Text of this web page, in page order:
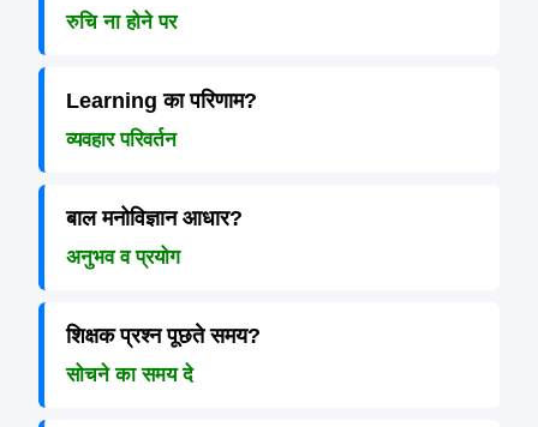
रुचि ना होने पर
Learning का परिणाम?
व्यवहार परिवर्तन
बाल मनोविज्ञान आधार?
अनुभव व प्रयोग
शिक्षक प्रश्न पूछते समय?
सोचने का समय दे